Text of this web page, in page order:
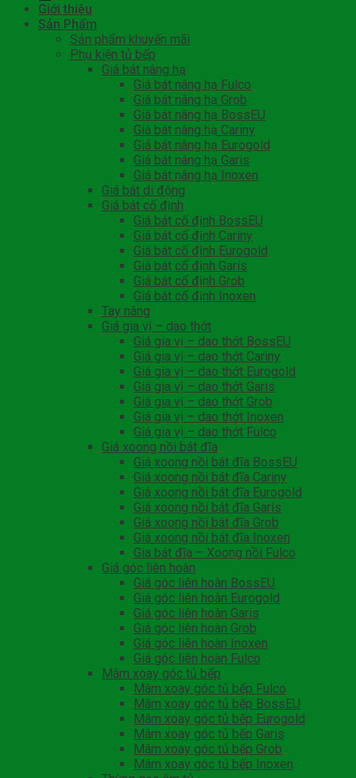
Giới thiệu
Sản Phẩm
Sản phẩm khuyến mãi
Phụ kiện tủ bếp
Giá bát nâng hạ
Giá bát nâng hạ Fulco
Giá bát nâng hạ Grob
Giá bát nâng hạ BossEU
Giá bát nâng hạ Cariny
Giá bát nâng hạ Eurogold
Giá bát nâng hạ Garis
Giá bát nâng hạ Inoxen
Giá bát di động
Giá bát cố định
Giá bát cố định BossEU
Giá bát cố định Cariny
Giá bát cố định Eurogold
Giá bát cố định Garis
Giá bát cố định Grob
Giá bát cố định Inoxen
Tay nâng
Giá gia vị – dao thớt
Giá gia vị – dao thớt BossEU
Giá gia vị – dao thớt Cariny
Giá gia vị – dao thớt Eurogold
Giá gia vị – dao thớt Garis
Giá gia vị – dao thớt Grob
Giá gia vị – dao thớt Inoxen
Giá gia vị – dao thớt Fulco
Giá xoong nồi bát đĩa
Giá xoong nồi bát đĩa BossEU
Giá xoong nồi bát đĩa Cariny
Giá xoong nồi bát đĩa Eurogold
Giá xoong nồi bát đĩa Garis
Giá xoong nồi bát đĩa Grob
Giá xoong nồi bát đĩa Inoxen
Gia bát đĩa – Xoong nồi Fulco
Giá góc liên hoàn
Giá góc liên hoàn BossEU
Giá góc liên hoàn Eurogold
Giá góc liên hoàn Garis
Giá góc liên hoàn Grob
Giá góc liên hoàn Inoxen
Giá góc liên hoàn Fulco
Mâm xoay góc tủ bếp
Mâm xoay góc tủ bếp Fulco
Mâm xoay góc tủ bếp BossEU
Mâm xoay góc tủ bếp Eurogold
Mâm xoay góc tủ bếp Garis
Mâm xoay góc tủ bếp Grob
Mâm xoay góc tủ bếp Inoxen